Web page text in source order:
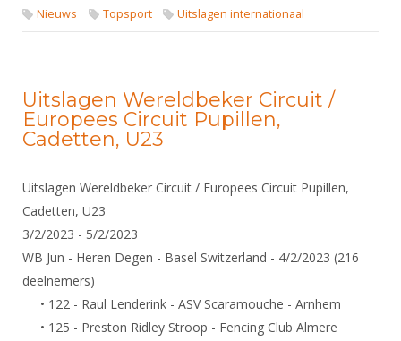
Nieuws Topsport Uitslagen internationaal
Uitslagen Wereldbeker Circuit /
Europees Circuit Pupillen,
Cadetten, U23
Uitslagen Wereldbeker Circuit / Europees Circuit Pupillen,
Cadetten, U23
3/2/2023 - 5/2/2023
WB Jun - Heren Degen - Basel Switzerland - 4/2/2023 (216
deelnemers)
• 122 - Raul Lenderink - ASV Scaramouche - Arnhem
• 125 - Preston Ridley Stroop - Fencing Club Almere